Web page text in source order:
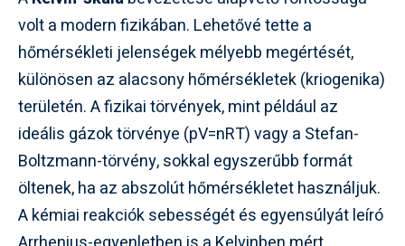
volt a modern fizikában. Lehetővé tette a
hőmérsékleti jelenségek mélyebb megértését,
különösen az alacsony hőmérsékletek (kriogenika)
területén. A fizikai törvények, mint például az
ideális gázok törvénye (pV=nRT) vagy a Stefan-
Boltzmann-törvény, sokkal egyszerűbb formát
öltenek, ha az abszolút hőmérsékletet használjuk.
A kémiai reakciók sebességét és egyensúlyát leíró